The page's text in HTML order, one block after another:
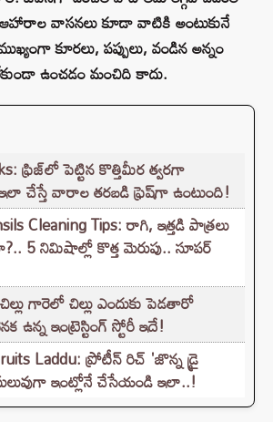
వాసనలు కూడా వాటికి అంటుకునే
కూరలు, పప్పులు, వండిన అన్నం
ఉంచడం మంచిది కాదు.
ఫ్రిజ్‌లో పెట్టిన కొత్తిమీర త్వరగా
చేస్తే వారాల తరబడి ఫ్రెష్‌గా ఉంటుంది!
Cleaning Tips: రాగి, ఇత్తడి పాత్రలు
5 నిమిషాల్లో కొత్త మెరుపు.. సూపర్
గారెలో చిల్లు ఎందుకు పెడతారో
ఉన్న ఇంట్రెస్టింగ్ స్టోరీ ఇదే!
Laddu: ప్రోటీన్ రిచ్ 'జొన్న డ్రై
సులువుగా ఇంట్లోనే చేసేయండి ఇలా..!